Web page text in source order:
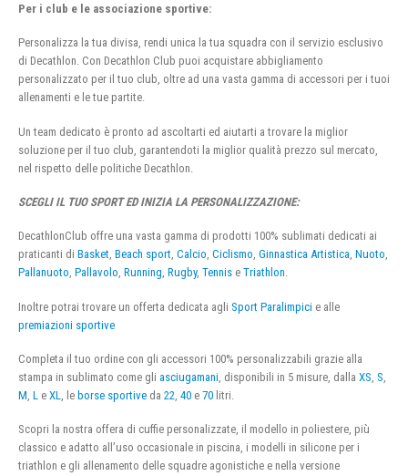
Per i club e le associazione sportive:
Personalizza la tua divisa, rendi unica la tua squadra con il servizio esclusivo
di Decathlon. Con Decathlon Club puoi acquistare abbigliamento
personalizzato per il tuo club, oltre ad una vasta gamma di accessori per i tuoi
allenamenti e le tue partite.
Un team dedicato è pronto ad ascoltarti ed aiutarti a trovare la miglior
soluzione per il tuo club, garantendoti la miglior qualità prezzo sul mercato,
nel rispetto delle politiche Decathlon.
SCEGLI IL TUO SPORT ED INIZIA LA PERSONALIZZAZIONE:
DecathlonClub offre una vasta gamma di prodotti 100% sublimati dedicati ai
praticanti di Basket, Beach sport, Calcio, Ciclismo, Ginnastica Artistica, Nuoto,
Pallanuoto, Pallavolo, Running, Rugby, Tennis e Triathlon.
Inoltre potrai trovare un offerta dedicata agli Sport Paralimpici e alle
premiazioni sportive
Completa il tuo ordine con gli accessori 100% personalizzabili grazie alla
stampa in sublimato come gli asciugamani , disponibili in 5 misure, dalla XS S
M L e XL , le borse sportive da 22 40 e 70 litri.
Scopri la nostra offera di cuffie personalizzate, il modello in poliestere, più
classico e adatto all’uso occasionale in piscina, i modelli in silicone per i
triathlon e gli allenamento delle squadre agonistiche e nella versione